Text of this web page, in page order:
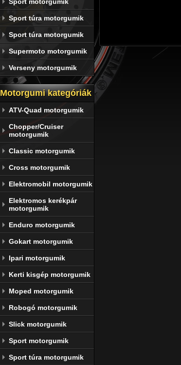
Sport túra motorgumik
Sport túra motorgumik
Supermoto motorgumik
Verseny motorgumik
Motorgumi kategóriák
ATV-Quad motorgumik
Chopper/Cruiser
motorgumik
Classic motorgumik
Cross motorgumik
Elektromobil motorgumik
Elektromos kerékpár
motorgumik
Enduro motorgumik
Gokart motorgumik
Ipari motorgumik
Kerti kisgép motorgumik
Moped motorgumik
Robogó motorgumik
Slick motorgumik
Sport motorgumik
Sport túra motorgumik